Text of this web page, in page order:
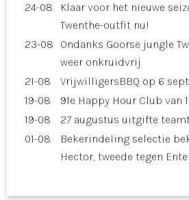
24-08
Klaar voor het nieuwe
Twenthe-outfit nu!
23-08
Ondanks Goorse jungle
weer onkruidvrij
21-08
VrijwilligersBBQ op 6
19-08
91e Happy Hour Club van
19-08
27 augustus uitgifte
01-08
Bekerindeling selectie
Hector, tweede tegen